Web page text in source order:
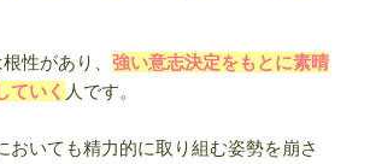
性があり、 強い意志決定をもとに素晴
ていく 人です。
おいても精力的に取り組む姿勢を崩さ